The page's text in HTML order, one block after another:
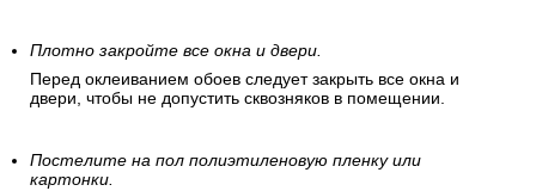
Плотно закройте все окна и двери.
Перед оклеиванием обоев следует закрыть все окна и
двери, чтобы не допустить сквозняков в помещении.
Постелите на пол полиэтиленовую пленку или
картонки.